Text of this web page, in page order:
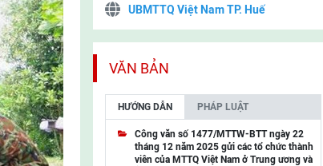
UBMTTQ Việt Nam TP. Huế
UBMTTQ Việt Nam TP. Cần Thơ
UBMTTQ Việt Nam tỉnh Quảng Ninh
UBMTTQ Việt Nam tỉnh Cao Bằng
UBMTTQ Việt Nam tỉnh Lạng Sơn
VĂN BẢN
HƯỚNG DẪN PHÁP LUẬT
Công văn số 1477/MTTW-BTT ngày 22
tháng 12 năm 2025 gửi các tổ chức thành
viên của MTTQ Việt Nam ở Trung ương và